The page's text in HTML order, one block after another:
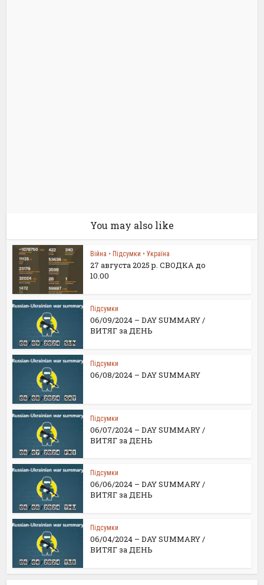
You may also like
Війна • Підсумки • Україна
27 августа 2025 р. СВОДКА до
10.00
Підсумки
06/09/2024 – DAY SUMMARY /
ВИТЯГ за ДЕНЬ
Підсумки
06/08/2024 – DAY SUMMARY
Підсумки
06/07/2024 – DAY SUMMARY /
ВИТЯГ за ДЕНЬ
Підсумки
06/06/2024 – DAY SUMMARY /
ВИТЯГ за ДЕНЬ
Підсумки
06/04/2024 – DAY SUMMARY /
ВИТЯГ за ДЕНЬ